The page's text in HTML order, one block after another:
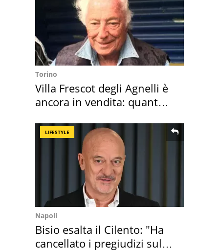
Torino
Villa Frescot degli Agnelli è
ancora in vendita: quanto
LIFESTYLE
Napoli
Bisio esalta il Cilento: "Ha
cancellato i pregiudizi sul